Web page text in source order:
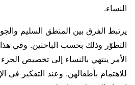
النساء.
يرتبط الفرق بين المنطق السليم
التطوّر وذلك بحسب الباحثين. وفي هذا
الأمر ينتهي بالنساء إلى تخصيص
للاهتمام بأطفالهن. وعند التفكير في